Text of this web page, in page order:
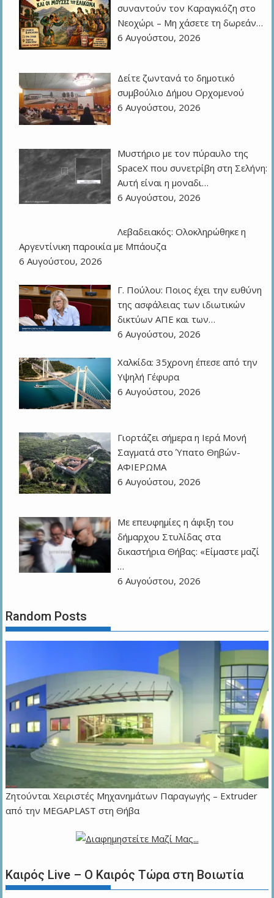
συναντούν τον Καραγκιόζη στο
Νεοχώρι – Μη χάσετε τη δωρεάν…
6 Αυγούστου, 2026
Δείτε ζωντανά το δημοτικό
συμβούλιο Δήμου Ορχομενού
6 Αυγούστου, 2026
Μυστήριο με τον πύραυλο της
SpaceX που συνετρίβη στη Σελήνη:
Αυτή είναι η μοναδι…
6 Αυγούστου, 2026
Λεβαδειακός: Ολοκληρώθηκε η
Αργεντίνικη παροικία με Μπάουζα
6 Αυγούστου, 2026
Γ. Πούλου: Ποιος έχει την ευθύνη
της ασφάλειας των ιδιωτικών
δικτύων ΑΠΕ και των…
6 Αυγούστου, 2026
Χαλκίδα: 35χρονη έπεσε από την
Υψηλή Γέφυρα
6 Αυγούστου, 2026
Γιορτάζει σήμερα η Ιερά Μονή
Σαγματά στο Ύπατο Θηβών-
ΑΦΙΕΡΩΜΑ
6 Αυγούστου, 2026
Με επευφημίες η άφιξη του
δήμαρχου Στυλίδας στα
δικαστήρια Θήβας: «Είμαστε μαζί
…
6 Αυγούστου, 2026
Random Posts
Zητούνται Χειριστές Μηχανημάτων Παραγωγής – Extruder
από την MEGAPLAST στη Θήβα
Καιρός Live – Ο Καιρός Τώρα στη Βοιωτία